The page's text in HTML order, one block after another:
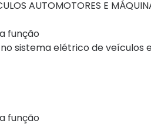
AUTOMOTORES E
função
sistema elétrico de veículos
função